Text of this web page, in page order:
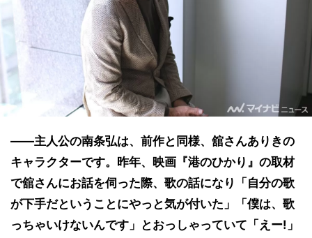
――主人公の南条弘は、前作と同様、舘さんありきの
キャラクターです。昨年、映画『港のひかり』の取材
で舘さんにお話を伺った際、歌の話になり「自分の歌
が下手だということにやっと気が付いた」「僕は、歌
っちゃいけないんです」とおっしゃっていて「えー!」